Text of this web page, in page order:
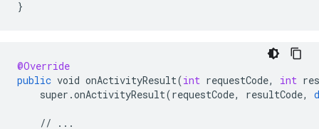
@Override
public void onActivityResult(int requestCode, int
super .onActivityResult(requestCode, resultCode,
// ...